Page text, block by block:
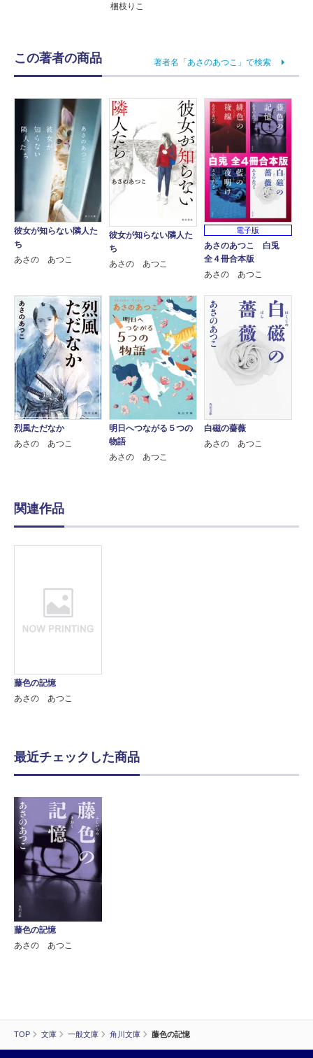
TOP 文庫 一般文庫 角川文庫 藤色の記憶
梱枝りこ
この著者の商品 著者名「あさのあつこ」で検索
彼女が知らない隣人た
ち
あさの あつこ
彼女が知らない隣人た
ち
あさの あつこ
電子版
あさのあつこ 白兎
全４冊合本版
あさの あつこ
烈風ただなか
あさの あつこ
明日へつながる５つの
物語
あさの あつこ
白磁の薔薇
あさの あつこ
関連作品
藤色の記憶
あさの あつこ
最近チェックした商品
藤色の記憶
あさの あつこ